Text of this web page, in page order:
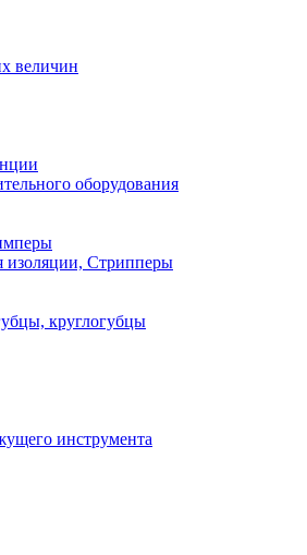
величин
оборудования
изоляции, Стрипперы
круглогубцы
инструмента